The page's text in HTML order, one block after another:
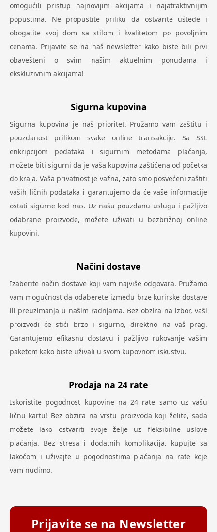
omogućili pristup najnovijim akcijama i najatraktivnijim
popustima. Ne propustite priliku da ostvarite uštede i
obogatite svoj dom sa stilom i kvalitetom po povoljnim
cenama. Prijavite se na naš newsletter kako biste bili prvi
obavešteni o svim našim aktuelnim ponudama i
ekskluzivnim akcijama!
Sigurna kupovina
Sigurna kupovina je naš prioritet. Pružamo vam zaštitu i
pouzdanost prilikom svake online transakcije. Sa SSL
enkripcijom podataka i sigurnim metodama plaćanja,
možete biti sigurni da je vaša kupovina zaštićena od početka
do kraja. Vaša privatnost je važna, zato smo posvećeni zaštiti
vaših ličnih podataka i garantujemo da će vaše informacije
ostati sigurne kod nas. Uz našu pouzdanu uslugu i pažljivo
odabrane proizvode, možete uživati u bezbrižnoj online
kupovini.
Načini dostave
Izaberite način dostave koji vam najviše odgovara. Pružamo
vam mogućnost da odaberete između brze kurirske dostave
ili preuzimanja u našim radnjama. Bez obzira na izbor, vaši
proizvodi će stići brzo i sigurno, direktno na vaš prag.
Garantujemo efikasnu dostavu i pažljivo rukovanje vašim
paketom kako biste uživali u svom kupovnom iskustvu.
Prodaja na 24 rate
Iskoristite pogodnost kupovine na 24 rate samo uz vašu
ličnu kartu! Bez obzira na vrstu proizvoda koji želite, sada
možete lako ostvariti svoje želje uz fleksibilne uslove
plaćanja. Bez stresa i dodatnih komplikacija, kupujte sa
lakoćom i uživajte u pogodnostima plaćanja na rate koje
vam nudimo.
Prijavite se na Newsletter